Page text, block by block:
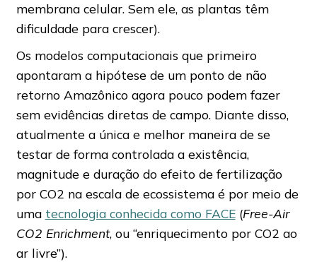
membrana celular. Sem ele, as plantas têm
dificuldade para crescer).
Os modelos computacionais que primeiro
apontaram a hipótese de um ponto de não
retorno Amazônico agora pouco podem fazer
sem evidências diretas de campo. Diante disso,
atualmente a única e melhor maneira de se
testar de forma controlada a existência,
magnitude e duração do efeito de fertilização
por CO2 na escala de ecossistema é por meio de
uma tecnologia conhecida como FACE(Free-Air
CO2 Enrichment, ou “enriquecimento por CO2 ao
ar livre”).